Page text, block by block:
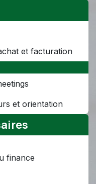
et facturation
et orientation
finance